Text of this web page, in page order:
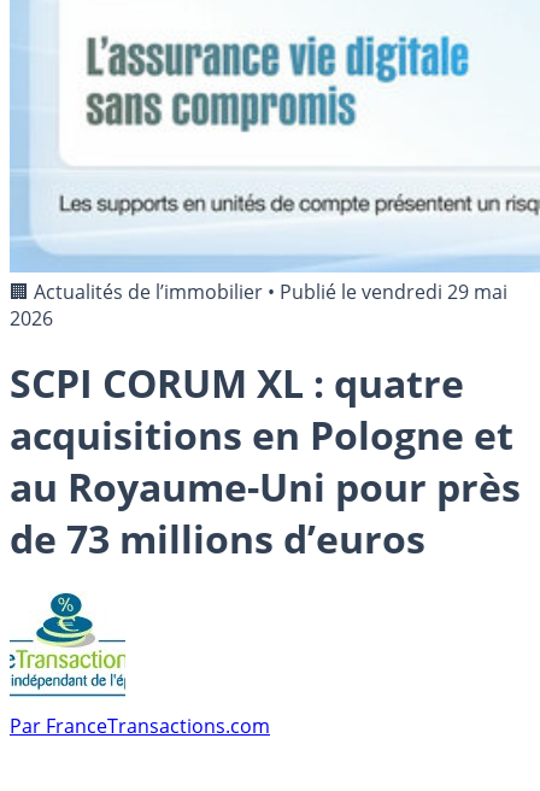
🏢 Actualités de l’immobilier • Publié levendredi 29 mai
2026
SCPI CORUM XL : quatre
acquisitions en Pologne et
au Royaume-Uni pour près
de 73 millions d’euros
Par FranceTransactions.com